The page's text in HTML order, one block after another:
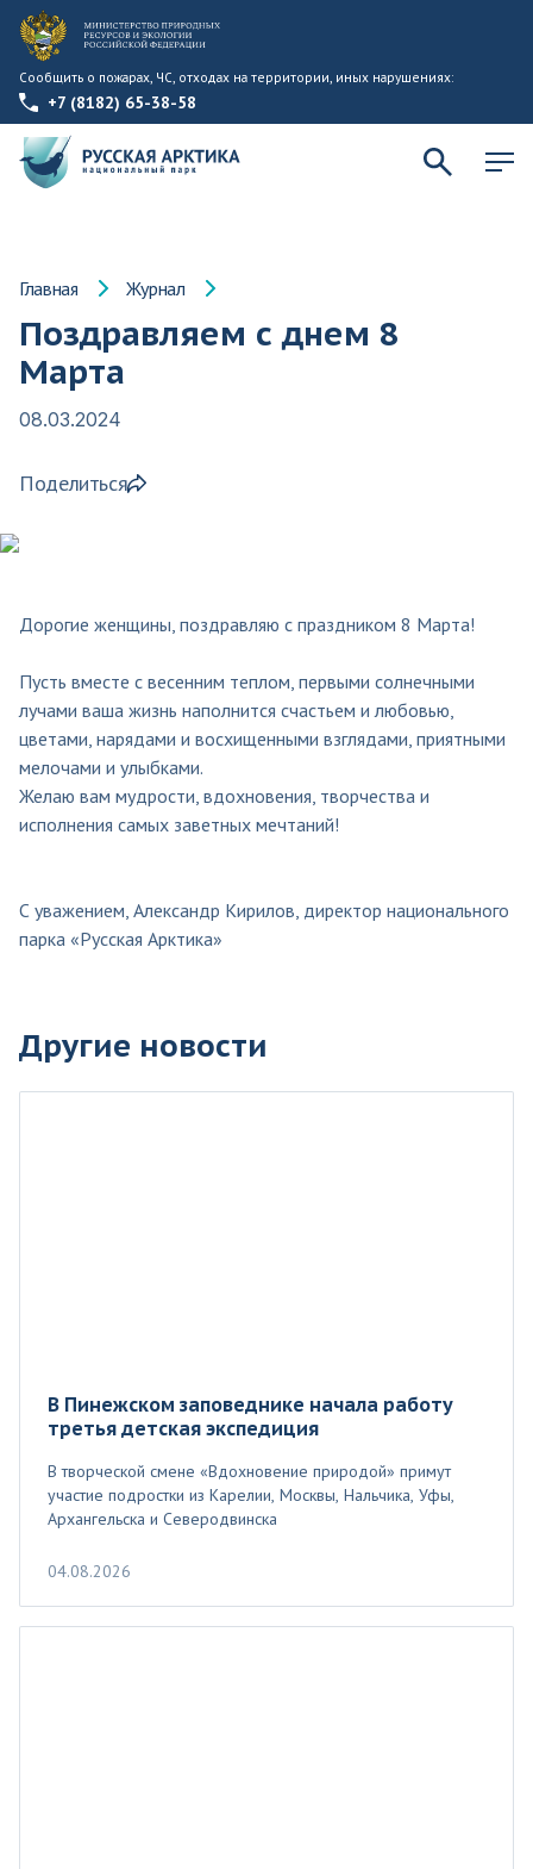
Сообщить о пожарах, ЧС, отходах на территории, иных нарушениях:
+7 (8182) 65-38-58
Главная Журнал
Поздравляем с днем 8
Марта
08.03.2024
Поделиться
Дорогие женщины, поздравляю с праздником 8 Марта!
Пусть вместе с весенним теплом, первыми солнечными
лучами ваша жизнь наполнится счастьем и любовью,
цветами, нарядами и восхищенными взглядами, приятными
мелочами и улыбками.
Желаю вам мудрости, вдохновения, творчества и
исполнения самых заветных мечтаний!
С уважением, Александр Кирилов, директор национального
парка «Русская Арктика»
Другие новости
В Пинежском заповеднике начала работу
третья детская экспедиция
В творческой смене «Вдохновение природой» примут
участие подростки из Карелии, Москвы, Нальчика, Уфы,
Архангельска и Северодвинска
04.08.2026